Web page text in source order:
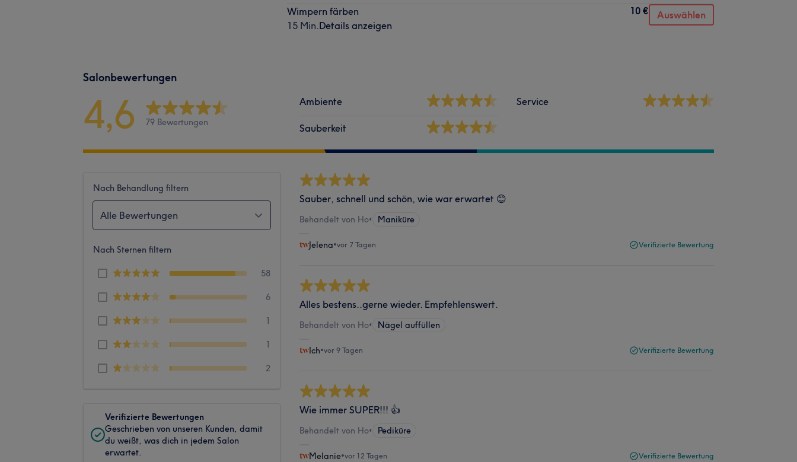
Wimpern färben
15 Min.Details anzeigen
10 € Auswählen
Salonbewertungen
4,6 79 Bewertungen
Ambiente
Sauberkeit
Service
Nach Behandlung filtern
Alle Bewertungen
Nach Sternen filtern
58
6
1
1
2
Verifizierte Bewertungen
Geschrieben von unseren Kunden, damit
du weißt, was dich in jedem Salon
erwartet.
Sauber, schnell und schön, wie war erwartet 😊
Behandelt von Ho• Maniküre
Jelena•vor 7 Tagen Verifizierte Bewertung
Alles bestens..gerne wieder. Empfehlenswert.
Behandelt von Ho• Nägel auffüllen
Ich•vor 9 Tagen Verifizierte Bewertung
Wie immer SUPER!!! 👍
Behandelt von Ho• Pediküre
Melanie•vor 12 Tagen Verifizierte Bewertung